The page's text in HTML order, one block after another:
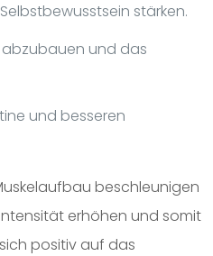
stärken.
und das
und besseren
beschleunigen
erhöhen und somit
positiv auf das